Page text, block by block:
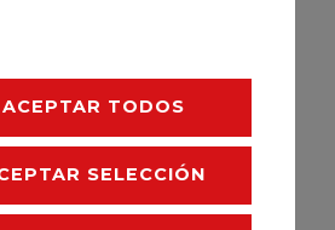
ACEPTAR TODOS
SELECCIÓN